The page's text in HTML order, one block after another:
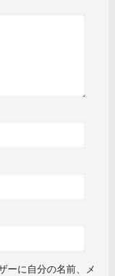
ーに自分の名前、メ